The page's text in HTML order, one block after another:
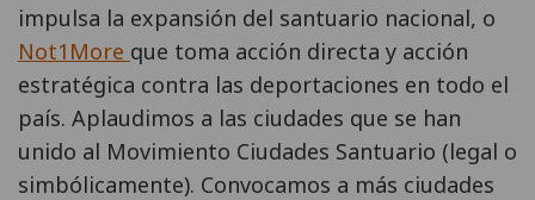
impulsa la expansión del santuario nacional, o
Not1More que toma acción directa y acción
estratégica contra las deportaciones en todo el
país. Aplaudimos a las ciudades que se han
unido al Movimiento Ciudades Santuario (legal o
simbólicamente). Convocamos a más ciudades